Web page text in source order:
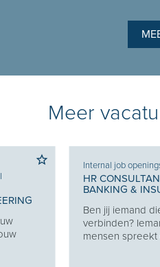
Meer
I
Internal job
HR
BANKING &
Ben jij iemand
verbinden?
mensen spreekt